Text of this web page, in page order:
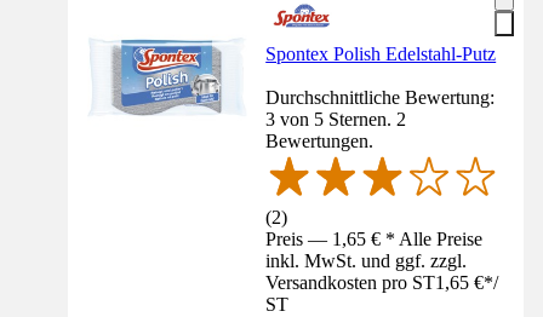
Spontex Polish Edelstahl-Putz
Durchschnittliche Bewertung:
3 von 5 Sternen. 2
Bewertungen.
(2)
Preis — 1,65 € * Alle Preise
inkl. MwSt. und ggf. zzgl.
Versandkosten pro ST1,65 €*/
ST